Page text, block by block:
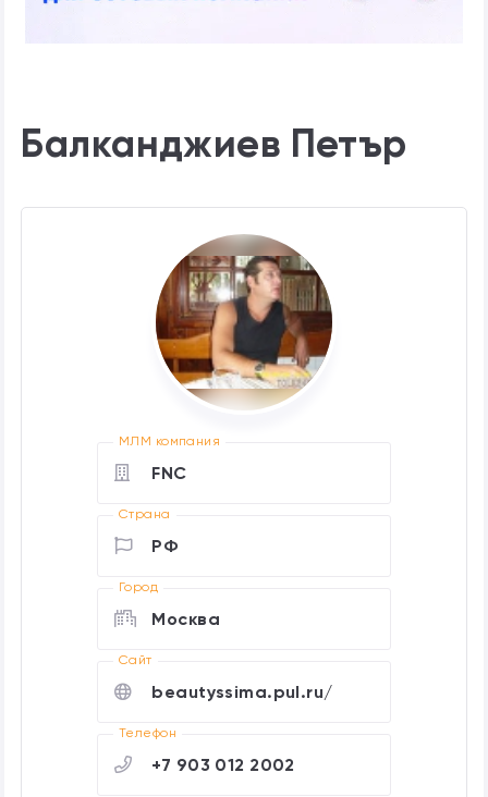
Балканджиев Петър
МЛМ компания
FNC
Страна
РФ
Город
Москва
Cайт
beautyssima.pul.ru/
Телефон
+7 903 012 2002